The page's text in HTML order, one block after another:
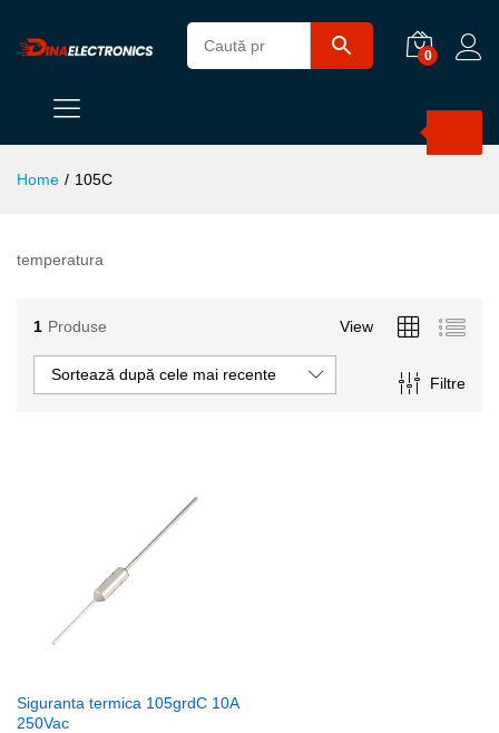
0
Home / 105C
temperatura
1 Produse View
Filtre
Sortează după cele mai recente
Siguranta termica 105grdC 10A
250Vac